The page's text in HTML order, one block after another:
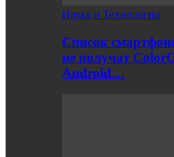
Наука и Технологии
Список
не получат
Android…